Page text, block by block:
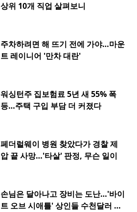
상위 10개 직업 살펴보니
주차하려면 해 뜨기 전에 가야…마운
트 레이니어 '만차 대란'
워싱턴주 집보험료 5년 새 55% 폭
등…주택 구입 부담 더 커졌다
페더럴웨이 병원 찾았다가 경찰 제
압 끝 사망…'타살' 판정, 무슨 일이
손님은 달아나고 장비는 도난…'바이
트 오브 시애틀' 상인들 수천달러 피